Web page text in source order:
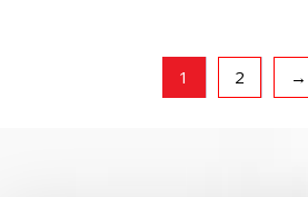
1 2 →